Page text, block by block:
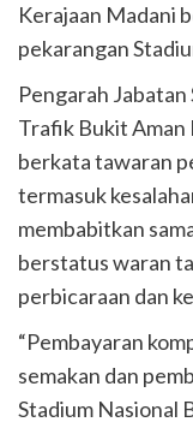
Kerajaan Madani
pekarangan
Pengarah
Trafik Bukit Aman
berkata tawaran
termasuk
membabitkan
berstatus waran
perbicaraan dan
“Pembayaran
semakan dan
Stadium Nasional